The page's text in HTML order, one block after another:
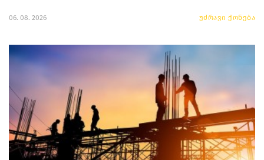
06. 08. 2026 უძრავი ქონება